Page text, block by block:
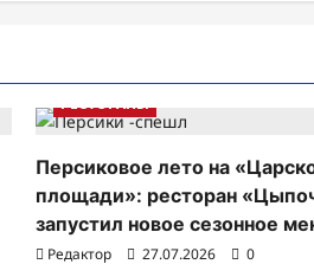
РЕСТОРАНЫ
Персиковое лето на
площади»: ресторан
запустил новое сезонное
Редактор 27.07.2026 0